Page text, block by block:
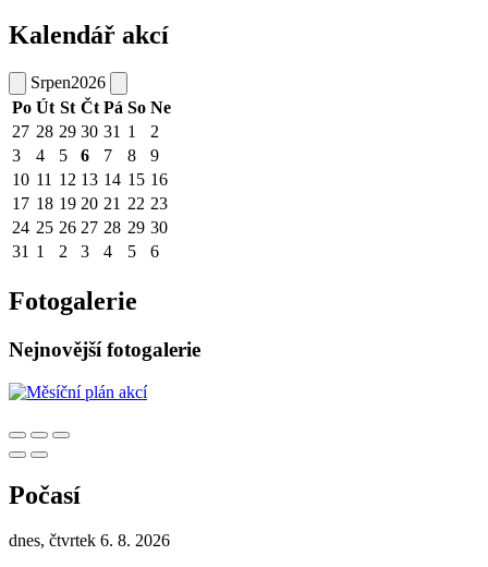
Kalendář akcí
Srpen2026
Po Út St Čt Pá So Ne
27 28 29 30 31 1
2
3
4 5 6 7 8
9
10 11 12 13 14 15 16
17 18 19 20 21 22 23
24 25 26 27 28 29 30
31 1 2 3 4 5 6
Fotogalerie
Nejnovější fotogalerie
Počasí
dnes, čtvrtek 6. 8. 2026